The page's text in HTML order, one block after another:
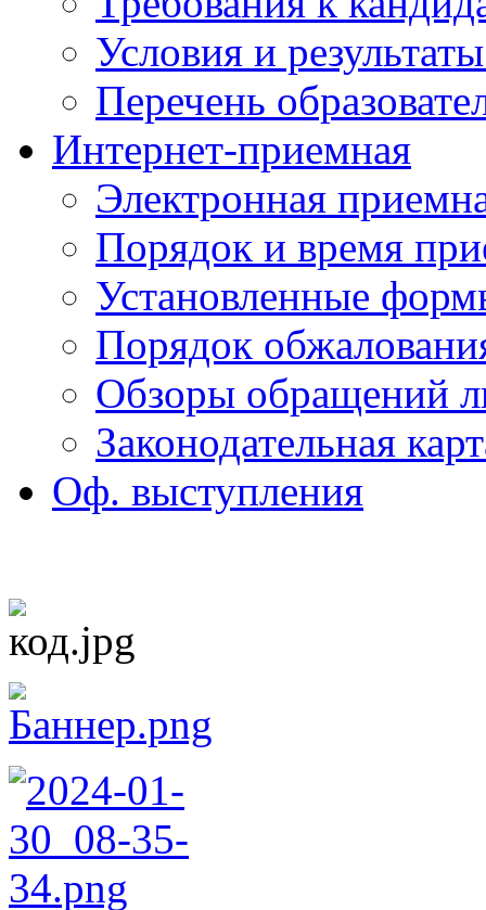
Условия и
Перечень
Интернет-приемная
Электронная
Порядок и время
Установленные
Порядок
Обзоры обращений
Законодательная
Оф. выступления